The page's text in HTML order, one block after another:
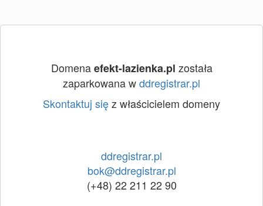
Domenaefekt-lazienka.pl została
zaparkowana wddregistrar.pl
Skontaktuj sięz właścicielem domeny
ddregistrar.pl
bok@ddregistrar.pl
(+48) 22 211 22 90